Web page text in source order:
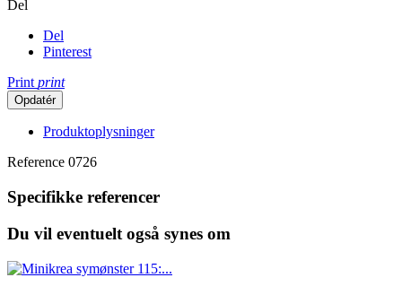
Del
Del
Pinterest
Printprint
Produktoplysninger
Reference 0726
Specifikke referencer
Du vil eventuelt også synes om